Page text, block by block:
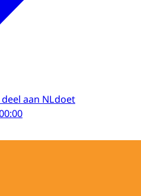
aan NLdoet